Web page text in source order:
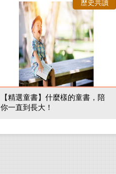
【精選童書】什麼樣的童書，陪
你一直到長大！
歷史共讀